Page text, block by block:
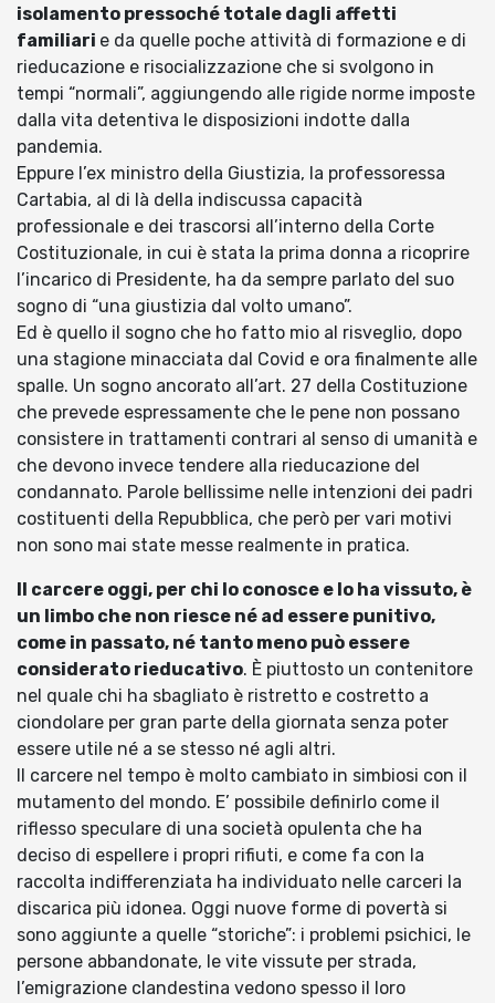
isolamento pressoché totale dagli affetti
familiari e da quelle poche attività di formazione e di
rieducazione e risocializzazione che si svolgono in
tempi “normali”, aggiungendo alle rigide norme imposte
dalla vita detentiva le disposizioni indotte dalla
pandemia.
Eppure l’ex ministro della Giustizia, la professoressa
Cartabia, al di là della indiscussa capacità
professionale e dei trascorsi all’interno della Corte
Costituzionale, in cui è stata la prima donna a ricoprire
l’incarico di Presidente, ha da sempre parlato del suo
sogno di “una giustizia dal volto umano”.
Ed è quello il sogno che ho fatto mio al risveglio, dopo
una stagione minacciata dal Covid e ora finalmente alle
spalle. Un sogno ancorato all’art. 27 della Costituzione
che prevede espressamente che le pene non possano
consistere in trattamenti contrari al senso di umanità e
che devono invece tendere alla rieducazione del
condannato. Parole bellissime nelle intenzioni dei padri
costituenti della Repubblica, che però per vari motivi
non sono mai state messe realmente in pratica.
Il carcere oggi, per chi lo conosce e lo ha vissuto, è
un limbo che non riesce né ad essere punitivo,
come in passato, né tanto meno può essere
considerato rieducativo. È piuttosto un contenitore
nel quale chi ha sbagliato è ristretto e costretto a
ciondolare per gran parte della giornata senza poter
essere utile né a se stesso né agli altri.
Il carcere nel tempo è molto cambiato in simbiosi con il
mutamento del mondo. E’ possibile definirlo come il
riflesso speculare di una società opulenta che ha
deciso di espellere i propri rifiuti, e come fa con la
raccolta indifferenziata ha individuato nelle carceri la
discarica più idonea. Oggi nuove forme di povertà si
sono aggiunte a quelle “storiche”: i problemi psichici, le
persone abbandonate, le vite vissute per strada,
l’emigrazione clandestina vedono spesso il loro